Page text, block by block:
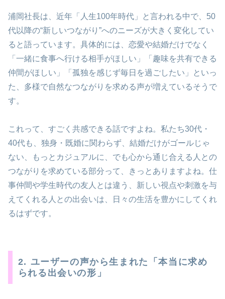
浦岡社長は、近年「人生100年時代」と言われる中で、50
代以降の“新しいつながり”へのニーズが大きく変化してい
ると語っています。具体的には、恋愛や結婚だけでなく
「一緒に食事へ行ける相手がほしい」「趣味を共有できる
仲間がほしい」「孤独を感じず毎日を過ごしたい」といっ
た、多様で自然なつながりを求める声が増えているそうで
す。
これって、すごく共感できる話ですよね。私たち30代・
40代も、独身・既婚に関わらず、結婚だけがゴールじゃ
ない、もっとカジュアルに、でも心から通じ合える人との
つながりを求めている部分って、きっとありますよね。仕
事仲間や学生時代の友人とは違う、新しい視点や刺激を与
えてくれる人との出会いは、日々の生活を豊かにしてくれ
るはずです。
2. ユーザーの声から生まれた「本当に求め
られる出会いの形」